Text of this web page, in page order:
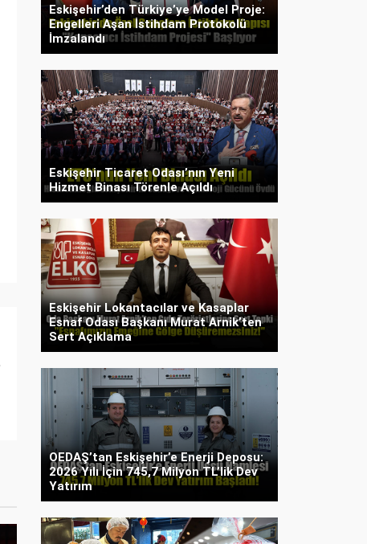
Eskişehir’den Türkiye’ye Model Proje:
Engelleri Aşan İstihdam Protokolü
İmzalandı
Eskişehir Ticaret Odası’nın Yeni
Hizmet Binası Törenle Açıldı
Eskişehir Lokantacılar ve Kasaplar
Esnaf Odası Başkanı Murat Arnik’ten
Sert Açıklama
OEDAŞ’tan Eskişehir’e Enerji Deposu:
2026 Yılı İçin 745,7 Milyon TL’lik Dev
Yatırım